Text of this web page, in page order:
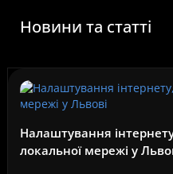
Новини та статті
Налаштування
локальної мережі у